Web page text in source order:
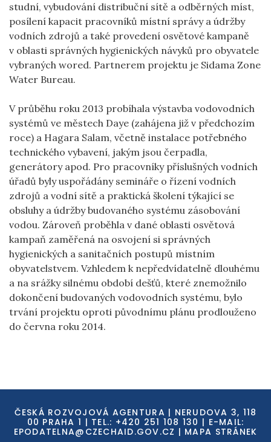
studní, vybudování distribuční sítě a odběrných míst,
posílení kapacit pracovníků místní správy a údržby
vodních zdrojů a také provedení osvětové kampaně
v oblasti správných hygienických návyků pro obyvatele
vybraných wored. Partnerem projektu je Sidama Zone
Water Bureau.
V průběhu roku 2013 probíhala výstavba vodovodních
systémů ve městech Daye (zahájena již v předchozím
roce) a Hagara Salam, včetně instalace potřebného
technického vybavení, jakým jsou čerpadla,
generátory apod. Pro pracovníky příslušných vodních
úřadů byly uspořádány semináře o řízení vodních
zdrojů a vodní sítě a praktická školení týkající se
obsluhy a údržby budovaného systému zásobování
vodou. Zároveň proběhla v dané oblasti osvětová
kampaň zaměřená na osvojení si správných
hygienických a sanitačních postupů místním
obyvatelstvem. Vzhledem k nepředvídatelně dlouhému
a na srážky silnému období dešťů, které znemožnilo
dokončení budovaných vodovodních systému, bylo
trvání projektu oproti původnímu plánu prodlouženo
do června roku 2014.
ČESKÁ ROZVOJOVÁ AGENTURA | NERUDOVA 3, 118
00 PRAHA 1 | TEL.: +420 251 108 130 | E-MAIL:
EPODATELNA@CZECHAID.GOV.CZ | MAPA STRÁNEK